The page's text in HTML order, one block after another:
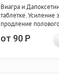
Виагра и
таблетке. Усиление
продление
от 90Р